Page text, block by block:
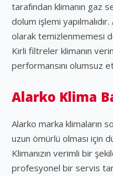
tarafından klimanın gaz
dolum işlemi
olarak temizlenmemesi
Kirli filtreler klimanın
performansını olumsuz
Alarko Klima
Alarko marka klimaların
uzun ömürlü olması için
Klimanızın verimli bir
profesyonel bir servis